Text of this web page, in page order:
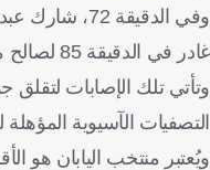
وفي
غادر في الدقيقة 85 لصالح مروان الصحفي.
وتأتي تلك الإصابات لتقلق
التصفيات الآسيوية المؤهلة
ويُعتبر منتخب اليابان هو الأقوى